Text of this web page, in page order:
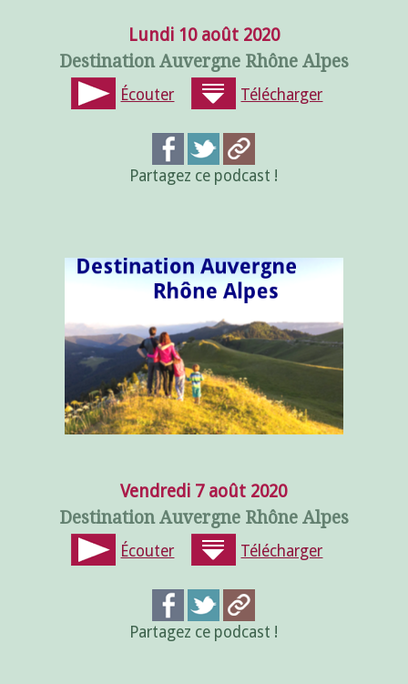
Lundi 10 août 2020
Destination Auvergne Rhône Alpes
Écouter Télécharger
Partagez ce podcast !
Vendredi 7 août 2020
Destination Auvergne Rhône Alpes
Écouter Télécharger
Partagez ce podcast !